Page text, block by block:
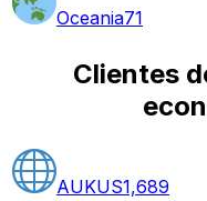
Oceania71
Clientes
AUKUS1,689